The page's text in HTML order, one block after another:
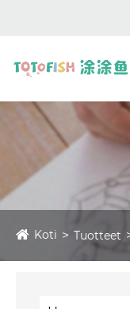
Koti Tuotteet